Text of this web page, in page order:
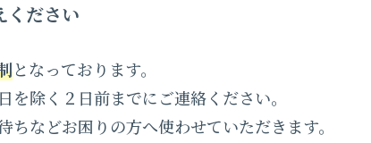
ください
となっております。
除く２日前までにご連絡ください。
などお困りの方へ使わせていただきます。